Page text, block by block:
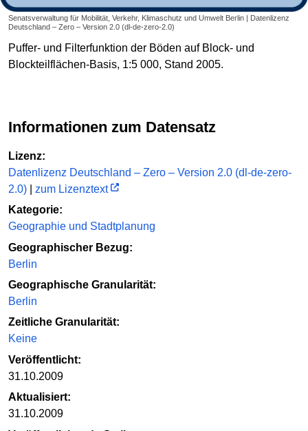
Senatsverwaltung für Mobilität, Verkehr, Klimaschutz und Umwelt Berlin | Datenlizenz
Deutschland – Zero – Version 2.0 (dl-de-zero-2.0)
Puffer- und Filterfunktion der Böden auf Block- und
Blockteilflächen-Basis, 1:5 000, Stand 2005.
Informationen zum Datensatz
Lizenz:
Datenlizenz Deutschland – Zero – Version 2.0 (dl-de-zero-
2.0)
zum Lizenztext
Kategorie:
Geographie und Stadtplanung
Geographischer Bezug:
Berlin
Geographische Granularität:
Berlin
Zeitliche Granularität:
Keine
Veröffentlicht:
31.10.2009
Aktualisiert:
31.10.2009